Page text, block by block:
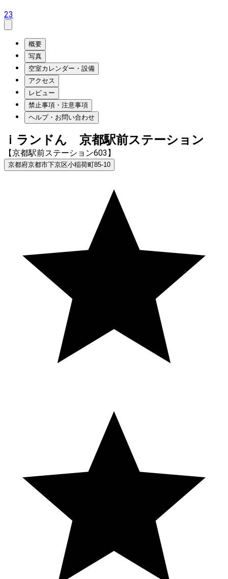
23
概要
写真
空室カレンダー・設備
アクセス
レビュー
禁止事項・注意事項
ヘルプ・お問い合わせ
ｉランドん 京都駅前ステーション
【京都駅前ステーション603】
京都府京都市下京区小稲荷町85-10